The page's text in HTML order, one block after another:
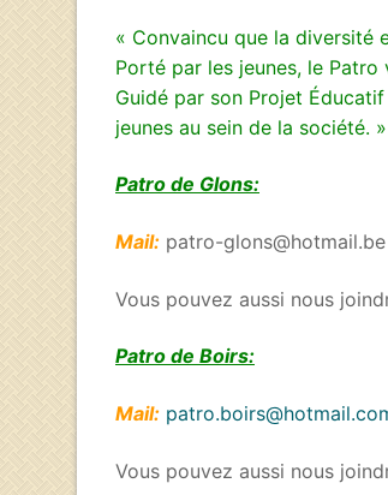
« Convaincu que la diversité
Porté par les jeunes, le
Guidé par son Projet
jeunes au sein de la société. »
Patro de Glons:
Mail: patro-glons@hotmail.be
Vous pouvez aussi nous
Patro de Boirs:
Mail:
Vous pouvez aussi nous